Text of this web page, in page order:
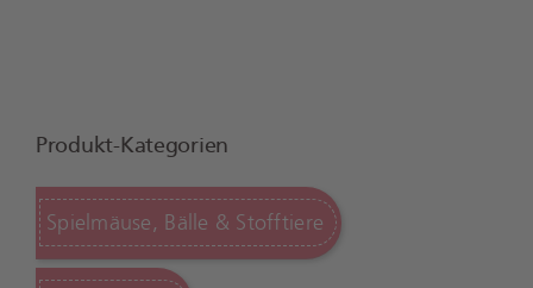
Produkt-Kategorien
Spielmäuse, Bälle & Stofftiere